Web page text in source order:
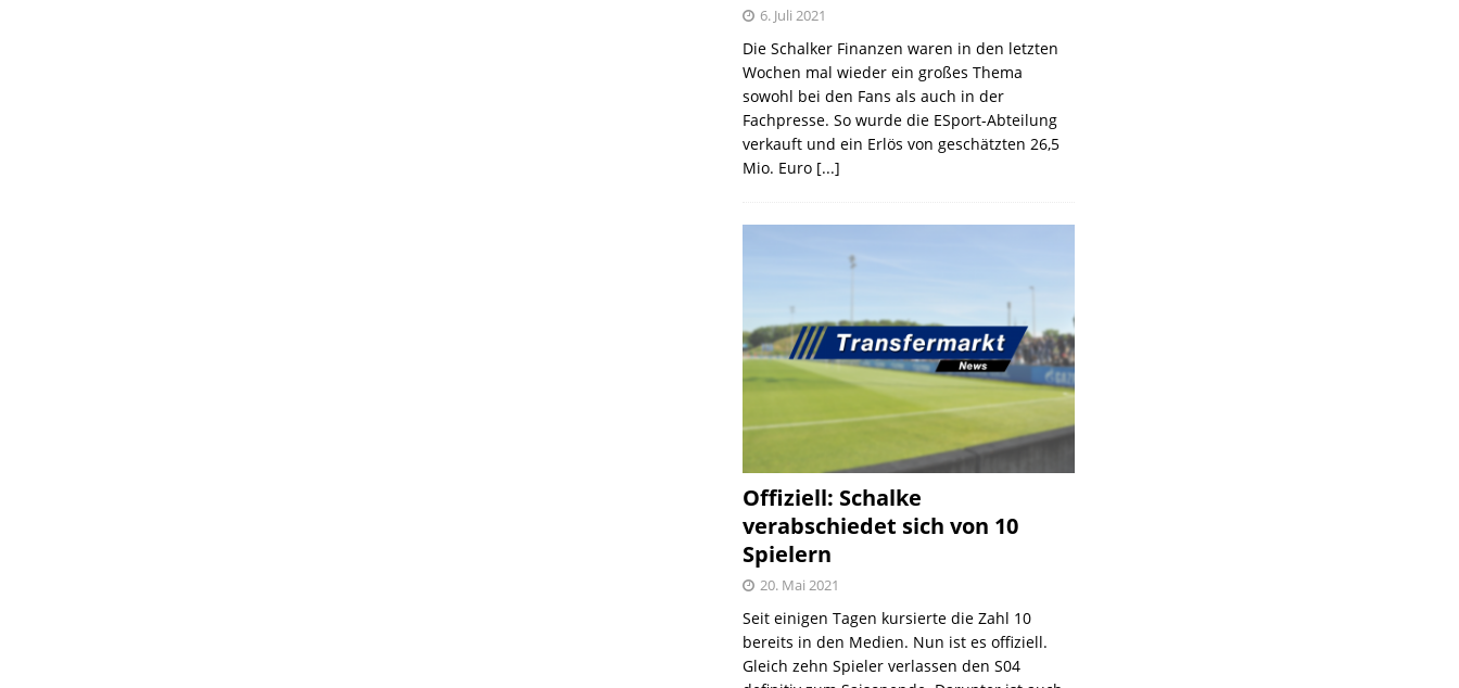
6. Juli 2021
Die Schalker Finanzen waren in den letzten
Wochen mal wieder ein großes Thema
sowohl bei den Fans als auch in der
Fachpresse. So wurde die ESport-Abteilung
verkauft und ein Erlös von geschätzten 26,5
Mio. Euro [...]
Offiziell: Schalke
verabschiedet sich von 10
Spielern
20. Mai 2021
Seit einigen Tagen kursierte die Zahl 10
bereits in den Medien. Nun ist es offiziell.
Gleich zehn Spieler verlassen den S04